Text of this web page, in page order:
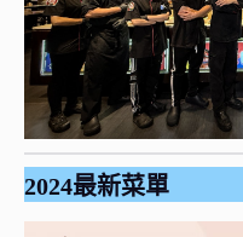
2024最新菜單